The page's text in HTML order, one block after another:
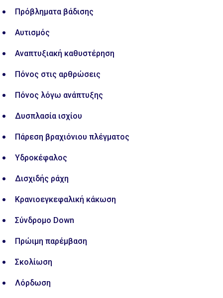
Πρόβληματα βάδισης
Αυτισμός
Αναπτυξιακή καθυστέρηση
Πόνος στις αρθρώσεις
Πόνος λόγω ανάπτυξης
Δυσπλασία ισχίου
Πάρεση βραχιόνιου πλέγματος
Υδροκέφαλος
Δισχιδής ράχη
Κρανιοεγκεφαλική κάκωση
Σύνδρομο Down
Πρώιμη παρέμβαση
Σκολίωση
Λόρδωση